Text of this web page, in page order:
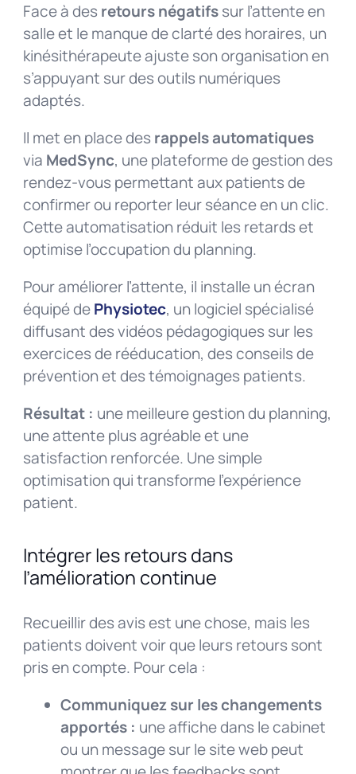
Face à desretours négatifssur l’attente en
salle et le manque de clarté des horaires, un
kinésithérapeute ajuste son organisation en
s’appuyant sur des outils numériques
adaptés.
Il met en place desrappels automatiques
via MedSync, une plateforme de gestion des
rendez-vous permettant aux patients de
confirmer ou reporter leur séance en un clic.
Cette automatisation réduit les retards et
optimise l’occupation du planning.
Pour améliorer l’attente, il installe un écran
équipé dePhysiotec, un logiciel spécialisé
diffusant des vidéos pédagogiques sur les
exercices de rééducation, des conseils de
prévention et des témoignages patients.
Résultat : une meilleure gestion du planning,
une attente plus agréable et une
satisfaction renforcée. Une simple
optimisation qui transforme l’expérience
patient.
Intégrer les retours dans
l’amélioration continue
Recueillir des avis est une chose, mais les
patients doivent voir que leurs retours sont
pris en compte. Pour cela :
Communiquez sur les changements
apportés : une affiche dans le cabinet
ou un message sur le site web peut